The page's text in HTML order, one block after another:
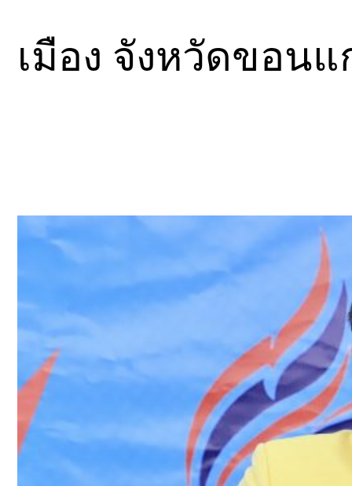
เมือง จังหวัดขอน